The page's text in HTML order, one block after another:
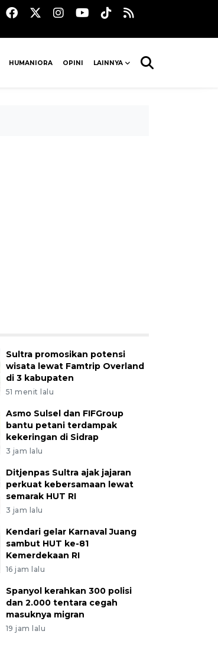
HUMANIORA OPINI LAINNYA
Sultra promosikan potensi
wisata lewat Famtrip Overland
di 3 kabupaten
51 menit lalu
Asmo Sulsel dan FIFGroup
bantu petani terdampak
kekeringan di Sidrap
3 jam lalu
Ditjenpas Sultra ajak jajaran
perkuat kebersamaan lewat
semarak HUT RI
3 jam lalu
Kendari gelar Karnaval Juang
sambut HUT ke-81
Kemerdekaan RI
16 jam lalu
Spanyol kerahkan 300 polisi
dan 2.000 tentara cegah
masuknya migran
19 jam lalu